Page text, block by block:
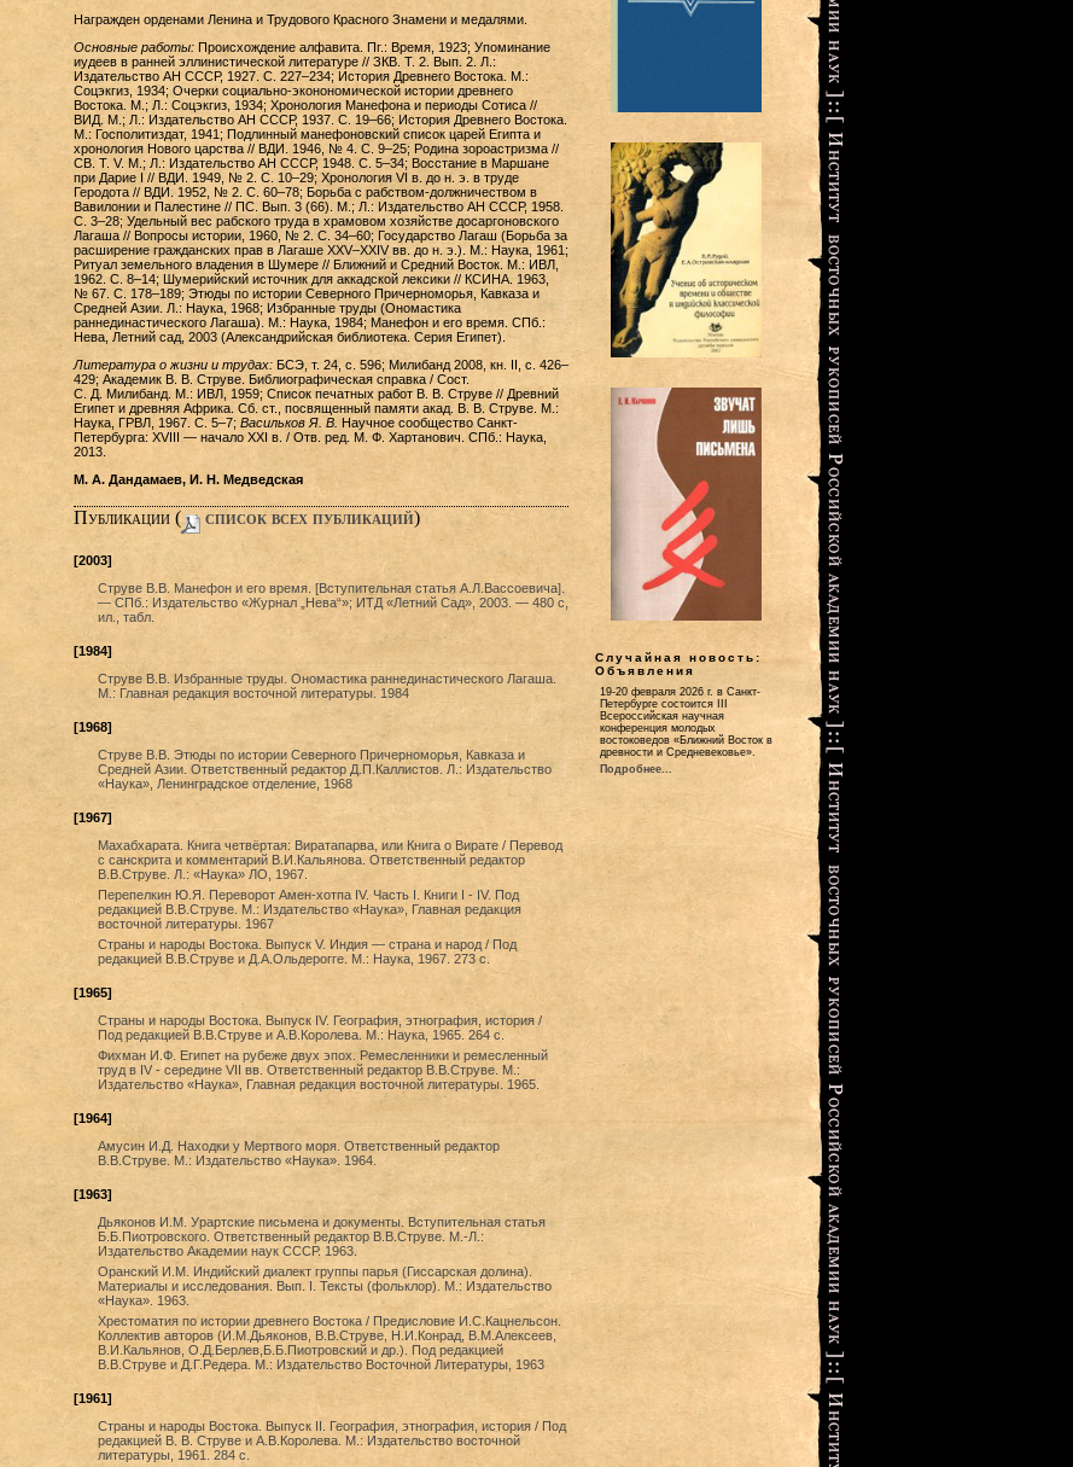
Награжден орденами Ленина и Трудового Красного Знамени и медалями.
Основные работы: Происхождение алфавита. Пг.: Время, 1923; Упоминание
иудеев в ранней эллинистической литературе // ЗКВ. Т. 2. Вып. 2. Л.:
Издательство АН СССР, 1927. С. 227–234; История Древнего Востока. М.:
Соцэкгиз, 1934; Очерки социально-эконономической истории древнего
Востока. М.; Л.: Соцэкгиз, 1934; Хронология Манефона и периоды Сотиса //
ВИД. М.; Л.: Издательство АН СССР, 1937. С. 19–66; История Древнего Востока.
М.: Госполитиздат, 1941; Подлинный манефоновский список царей Египта и
хронология Нового царства // ВДИ. 1946, № 4. С. 9–25; Родина зороастризма //
СВ. Т. V. М.; Л.: Издательство АН СССР, 1948. С. 5–34; Восстание в Маршане
при Дарие I // ВДИ. 1949, № 2. С. 10–29; Хронология VI в. до н. э. в труде
Геродота // ВДИ. 1952, № 2. С. 60–78; Борьба с рабством-должничеством в
Вавилонии и Палестине // ПС. Вып. 3 (66). М.; Л.: Издательство АН СССР, 1958.
С. 3–28; Удельный вес рабского труда в храмовом хозяйстве досаргоновского
Лагаша // Вопросы истории, 1960, № 2. С. 34–60; Государство Лагаш (Борьба за
расширение гражданских прав в Лагаше XXV–XXIV вв. до н. э.). М.: Наука, 1961;
Ритуал земельного владения в Шумере // Ближний и Средний Восток. М.: ИВЛ,
1962. С. 8–14; Шумерийский источник для аккадской лексики // КСИНА. 1963,
№ 67. С. 178–189; Этюды по истории Северного Причерноморья, Кавказа и
Средней Азии. Л.: Наука, 1968; Избранные труды (Ономастика
раннединастического Лагаша). М.: Наука, 1984; Манефон и его время. СПб.:
Нева, Летний сад, 2003 (Александрийская библиотека. Серия Египет).
Литература о жизни и трудах: БСЭ, т. 24, с. 596; Милибанд 2008, кн. II, с. 426–
429; Академик В. В. Струве. Библиографическая справка / Сост.
С. Д. Милибанд. М.: ИВЛ, 1959; Список печатных работ В. В. Струве // Древний
Египет и древняя Африка. Сб. ст., посвященный памяти акад. В. В. Струве. М.:
Наука, ГРВЛ, 1967. С. 5–7; Васильков Я. В. Научное сообщество Санкт-
Петербурга: XVIII — начало XXI в. / Отв. ред. М. Ф. Хартанович. СПб.: Наука,
2013.
М. А. Дандамаев, И. Н. Медведская
Публикации ( cписок всех публикаций)
[2003]
Струве В.В. Манефон и его время. [Вступительная статья А.Л.Вассоевича].
— СПб.: Издательство «Журнал „Нева“»; ИТД «Летний Сад», 2003. — 480 с,
ил., табл.
[1984]
Струве В.В. Избранные труды. Ономастика раннединастического Лагаша.
М.: Главная редакция восточной литературы. 1984
[1968]
Струве В.В. Этюды по истории Северного Причерноморья, Кавказа и
Средней Азии. Ответственный редактор Д.П.Каллистов. Л.: Издательство
«Наука», Ленинградское отделение, 1968
[1967]
Махабхарата. Книга четвёртая: Виратапарва, или Книга о Вирате / Перевод
с санскрита и комментарий В.И.Кальянова. Ответственный редактор
В.В.Струве. Л.: «Наука» ЛО, 1967.
Перепелкин Ю.Я. Переворот Амен-хотпа IV. Часть I. Книги I - IV. Под
редакцией В.В.Струве. М.: Издательство «Наука», Главная редакция
восточной литературы. 1967
Страны и народы Востока. Выпуск V. Индия — страна и народ / Под
редакцией В.В.Струве и Д.А.Ольдерогге. М.: Наука, 1967. 273 с.
[1965]
Страны и народы Востока. Выпуск IV. География, этнография, история /
Под редакцией В.В.Струве и А.В.Королева. М.: Наука, 1965. 264 с.
Фихман И.Ф. Египет на рубеже двух эпох. Ремесленники и ремесленный
труд в IV - середине VII вв. Ответственный редактор В.В.Струве. М.:
Издательство «Наука», Главная редакция восточной литературы. 1965.
[1964]
Амусин И.Д. Находки у Мертвого моря. Ответственный редактор
В.В.Струве. М.: Издательство «Наука». 1964.
[1963]
Дьяконов И.М. Урартские письмена и документы. Вступительная статья
Б.Б.Пиотровского. Ответственный редактор В.В.Струве. М.-Л.:
Издательство Академии наук СССР. 1963.
Оранский И.М. Индийский диалект группы парья (Гиссарская долина).
Материалы и исследования. Вып. I. Тексты (фольклор). М.: Издательство
«Наука». 1963.
Хрестоматия по истории древнего Востока / Предисловие И.С.Кацнельсон.
Коллектив авторов (И.М.Дьяконов, В.В.Струве, Н.И.Конрад, В.М.Алексеев,
В.И.Кальянов, О.Д.Берлев,Б.Б.Пиотровский и др.). Под редакцией
В.В.Струве и Д.Г.Редера. М.: Издательство Восточной Литературы, 1963
[1961]
Страны и народы Востока. Выпуск II. География, этнография, история / Под
редакцией В. В. Струве и А.В.Королева. М.: Издательство восточной
литературы, 1961. 284 с.
Случайная новость:
Объявления
19-20 февраля 2026 г. в Санкт-
Петербурге состоится III
Всероссийская научная
конференция молодых
востоковедов «Ближний Восток в
древности и Средневековье».
Подробнее...